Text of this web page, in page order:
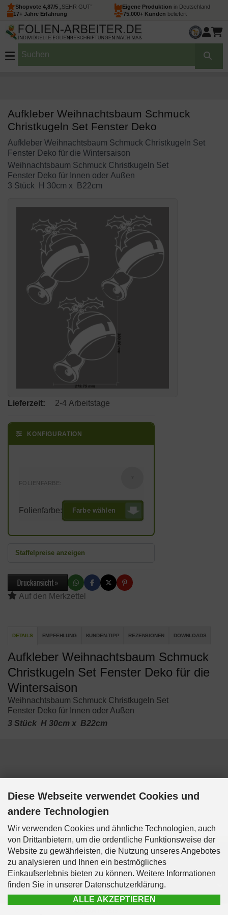
Shopvote 4,87/5 „SEHR GUT“ Eigene Produktion in Deutschland
17+ Jahre Erfahrung
75.000+ Kunden beliefert
Aufkleber Weihnachtsbaum Schmuck
Christkugeln Set Fenster Deko
Aufkleber Weihnachtsbaum Schmuck Christkugeln Set
Fenster Deko für die Wintersaison
Weihnachtsbaum Schmuck Christkugeln Set
Fenster Deko für Innen oder Außen
3 Stück H 30cm x B22cm
Lieferzeit: 2-4 Arbeitstage
KONFIGURATION
FOLIENFARBE:
Folienfarbe: Farbe wählen
Staffelpreise anzeigen
DETAILS EMPFEHLUNG KUNDEN-TIPP REZENSIONEN DOWNLOADS
Aufkleber Weihnachtsbaum Schmuck
Christkugeln Set Fenster Deko für die
Wintersaison
Weihnachtsbaum Schmuck Christkugeln Set
Fenster Deko für Innen oder Außen
3 Stück H 30cm x B22cm
Mehr über...
Informationen
Diese Webseite verwendet Cookies und
andere Technologien
Wir verwenden Cookies und ähnliche Technologien, auch
von Drittanbietern, um die ordentliche Funktionsweise der
Website zu gewährleisten, die Nutzung unseres Angebotes
zu analysieren und Ihnen ein bestmögliches
Einkaufserlebnis bieten zu können. Weitere Informationen
finden Sie in unserer Datenschutzerklärung.
ALLE AKZEPTIEREN